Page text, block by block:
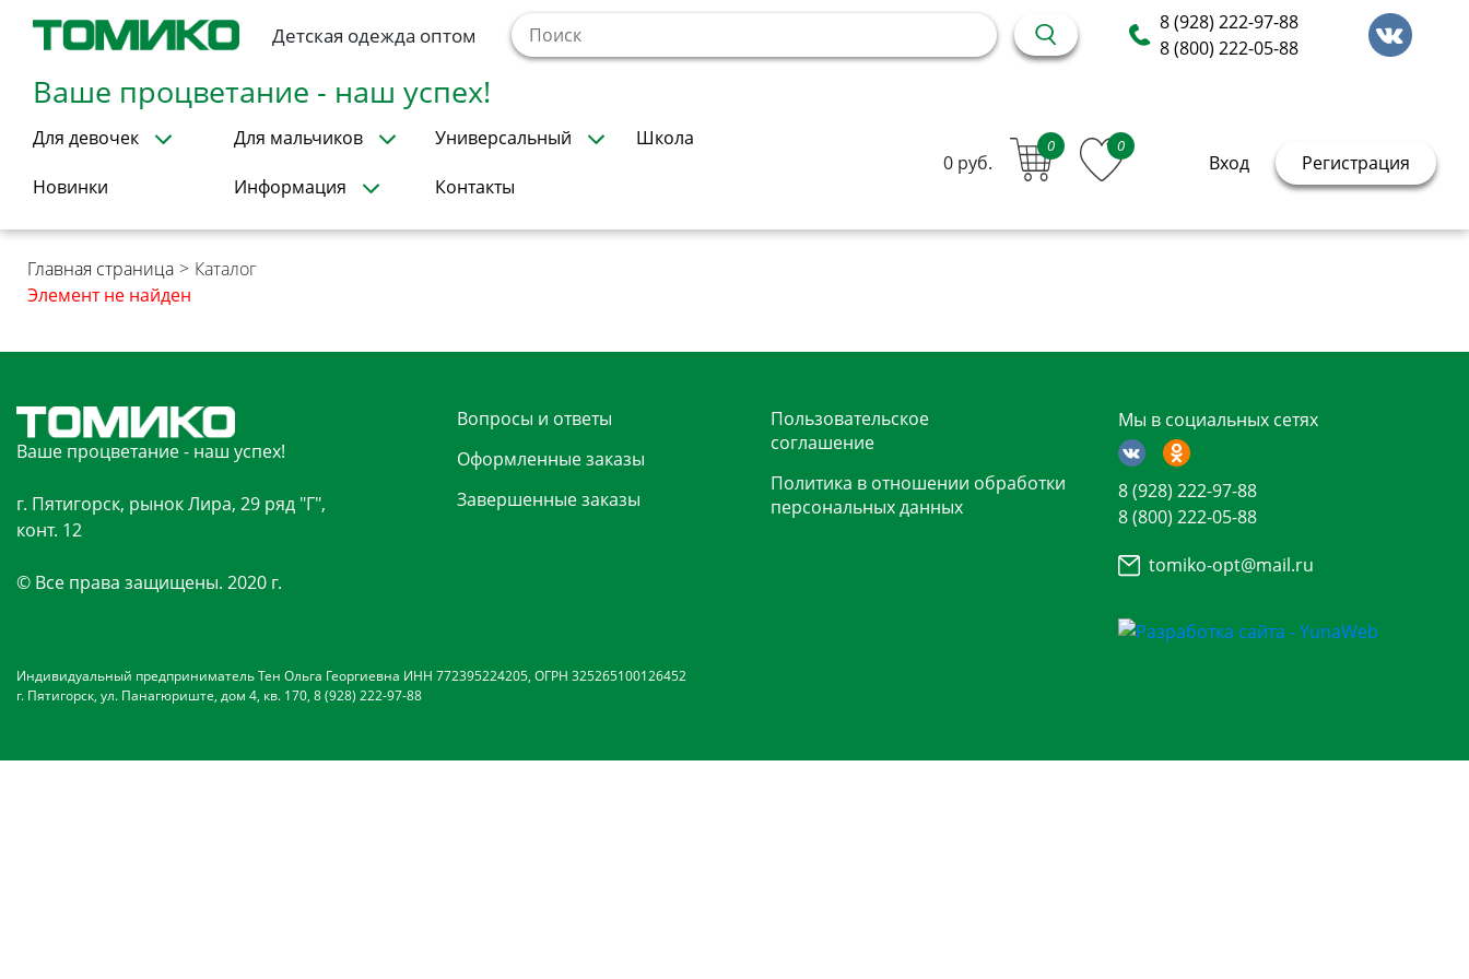
Детская одежда оптом
8 (928) 222-97-88
8 (800) 222-05-88
Ваше процветание - наш успех!
Для девочек Для мальчиков Универсальный Школа
Новинки Информация Контакты
0 руб.
0 0
Вход Регистрация
Главная страница > Каталог
Элемент не найден
Ваше процветание - наш успех!
г. Пятигорск, рынок Лира, 29 ряд "Г",
конт. 12
© Все права защищены. 2020 г.
Вопросы и ответы
Оформленные заказы
Завершенные заказы
Пользовательское
соглашение
Политика в отношении обработки
персональных данных
Мы в социальных сетях
8 (928) 222-97-88
8 (800) 222-05-88
tomiko-opt@mail.ru
Индивидуальный предприниматель Тен Ольга Георгиевна ИНН 772395224205, ОГРН 325265100126452
г. Пятигорск, ул. Панагюриште, дом 4, кв. 170, 8 (928) 222-97-88